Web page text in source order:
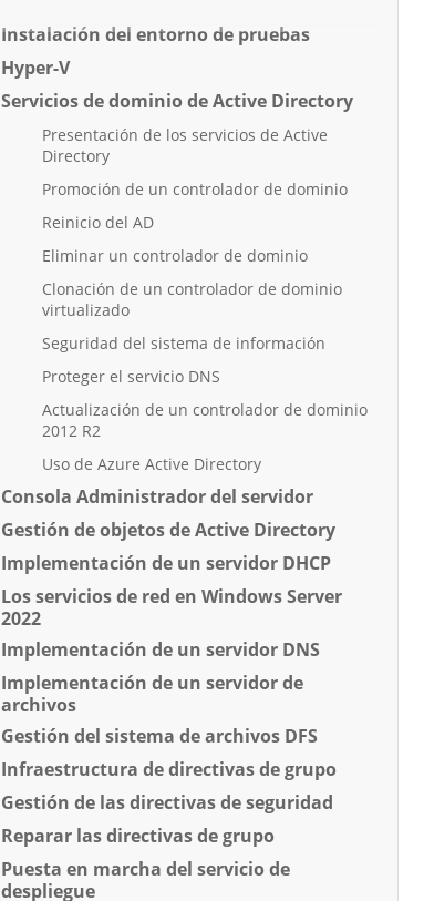
Instalación del entorno de pruebas
Hyper-V
Servicios de dominio de Active Directory
Presentación de los servicios de Active
Directory
Promoción de un controlador de dominio
Reinicio del AD
Eliminar un controlador de dominio
Clonación de un controlador de dominio
virtualizado
Seguridad del sistema de información
Proteger el servicio DNS
Actualización de un controlador de dominio
2012 R2
Uso de Azure Active Directory
Consola Administrador del servidor
Gestión de objetos de Active Directory
Implementación de un servidor DHCP
Los servicios de red en Windows Server
2022
Implementación de un servidor DNS
Implementación de un servidor de
archivos
Gestión del sistema de archivos DFS
Infraestructura de directivas de grupo
Gestión de las directivas de seguridad
Reparar las directivas de grupo
Puesta en marcha del servicio de
despliegue